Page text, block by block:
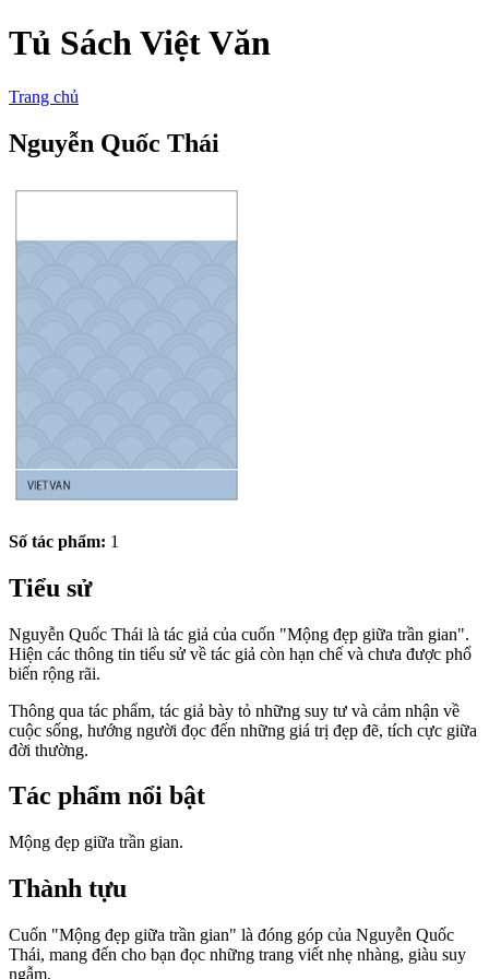
Tủ Sách Việt Văn
Trang chủ
Nguyễn Quốc Thái
Số tác phẩm: 1
Tiểu sử
Nguyễn Quốc Thái là tác giả của cuốn "Mộng đẹp giữa trần gian".
Hiện các thông tin tiểu sử về tác giả còn hạn chế và chưa được phổ
biến rộng rãi.
Thông qua tác phẩm, tác giả bày tỏ những suy tư và cảm nhận về
cuộc sống, hướng người đọc đến những giá trị đẹp đẽ, tích cực giữa
đời thường.
Tác phẩm nổi bật
Mộng đẹp giữa trần gian.
Thành tựu
Cuốn "Mộng đẹp giữa trần gian" là đóng góp của Nguyễn Quốc
Thái, mang đến cho bạn đọc những trang viết nhẹ nhàng, giàu suy
ngẫm.